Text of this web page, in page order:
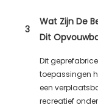
3
Wat Zijn De
Dit
Dit
toepassingen
een
recreatief